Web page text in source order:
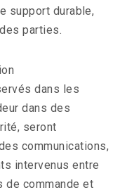
support durable,
parties.
dans les
dans des
seront
communications,
intervenus entre
de commande et